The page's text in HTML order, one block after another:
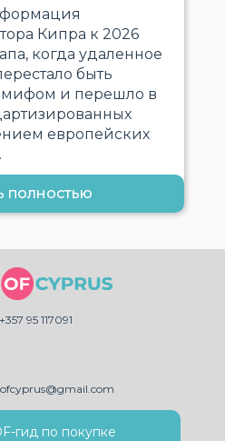
Кипра к 2026
когда удаленное
быть
и перешло в
европейских
полностью
+357 95 117091
гид по покупке